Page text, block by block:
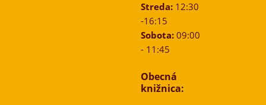
Streda:12:30
-16:15
Sobota:09:00
- 11:45
Obecná
knižnica: